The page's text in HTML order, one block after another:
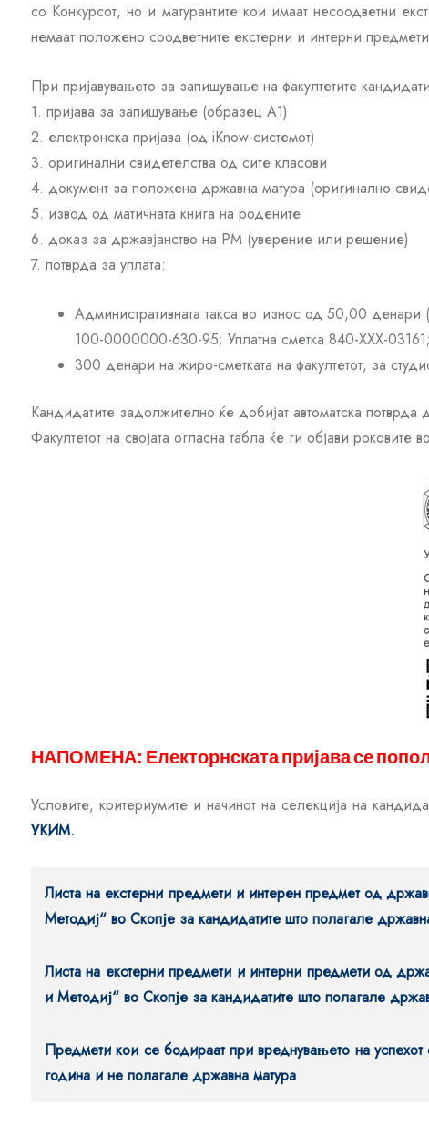
со Конкурсот, но и матурантите кои имаат несоодветни
немаат положено соодветните екстерни и интерни
При пријавувањето за запишување на факултетите
1. пријава за запишување (образец А1)
2. електронска пријава (од iKnow-системот)
3. оригинални свидетелства од сите класови
4. документ за положена државна матура (оригинално
5. извод од матичната книга на родените
6. доказ за државјанство на РМ (уверение или решение)
7. потврда за уплатa:
Административната такса во износ од 50,00 денари
100-0000000-630-95; Уплатна сметка 840-ХХХ-
300 денари на жиро-сметката на факултетот, за
Кандидатите задолжително ќе добијат автоматска
Факултетот на својата огласна табла ќе ги објави
НАПОМЕНА: Електорнската пријава се
Условите, критериумите и начинот на селекција на
УКИМ.
Листа на екстерни предмети и интерен предмет од
Методиј“ во Скопје за кандидатите што полагале
Листа на екстерни предмети и интерни предмети од
и Методиј“ во Скопје за кандидатите што полагале
Предмети кои се бодираат при вреднувањето на
година и не полагале државна матура